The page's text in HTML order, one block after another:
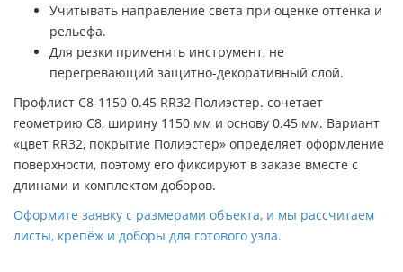
Учитывать направление света при оценке оттенка и
рельефа.
Для резки применять инструмент, не
перегревающий защитно-декоративный слой.
Профлист С8-1150-0.45 RR32 Полиэстер. сочетает
геометрию С8, ширину 1150 мм и основу 0.45 мм. Вариант
«цвет RR32, покрытие Полиэстер» определяет оформление
поверхности, поэтому его фиксируют в заказе вместе с
длинами и комплектом доборов.
Оформите заявку с размерами объекта, и мы рассчитаем
листы, крепёж и доборы для готового узла.